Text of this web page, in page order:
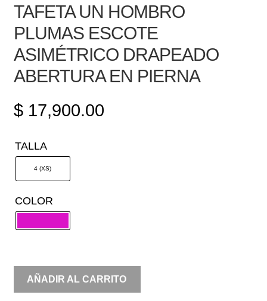
TAFETA UN HOMBRO
PLUMAS ESCOTE
ASIMÉTRICO DRAPEADO
ABERTURA EN PIERNA
$17,900.00
TALLA
4 (XS)
COLOR
TAFETA
UN
AÑADIR AL CARRITO